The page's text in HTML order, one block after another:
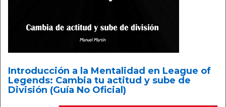
Introducción a la Mentalidad en League of
Legends: Cambia tu actitud y sube de
División (Guía No Oficial)